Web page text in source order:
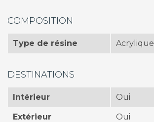
COMPOSITION
Type de résine Acrylique
DESTINATIONS
Intérieur Oui
Extérieur Oui